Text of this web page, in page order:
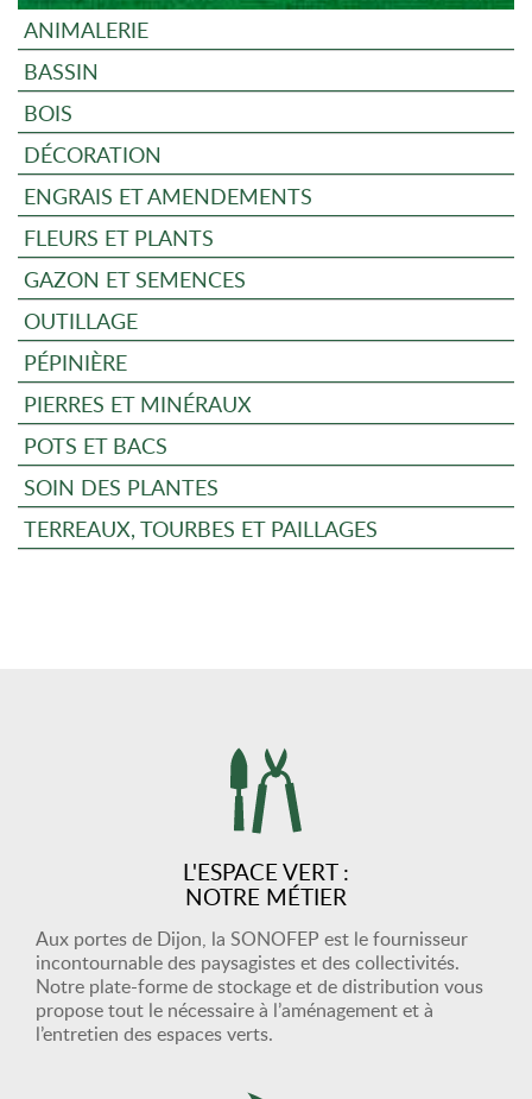
ANIMALERIE
BASSIN
BOIS
DÉCORATION
ENGRAIS ET AMENDEMENTS
FLEURS ET PLANTS
GAZON ET SEMENCES
OUTILLAGE
PÉPINIÈRE
PIERRES ET MINÉRAUX
POTS ET BACS
SOIN DES PLANTES
TERREAUX, TOURBES ET PAILLAGES
L'ESPACE VERT :
NOTRE MÉTIER
Aux portes de Dijon, la SONOFEP est le fournisseur
incontournable des paysagistes et des collectivités.
Notre plate-forme de stockage et de distribution vous
propose tout le nécessaire à l’aménagement et à
l’entretien des espaces verts.